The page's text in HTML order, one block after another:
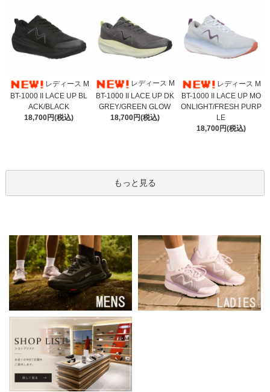
レディース M
BT-1000 II LACE UP BL
ACK/BLACK
18,700円(税込)
レディース M
BT-1000 II LACE UP DK
GREY/GREEN GLOW
18,700円(税込)
レディース M
BT-1000 II LACE UP MO
ONLIGHT/FRESH PURP
LE
18,700円(税込)
もっと見る